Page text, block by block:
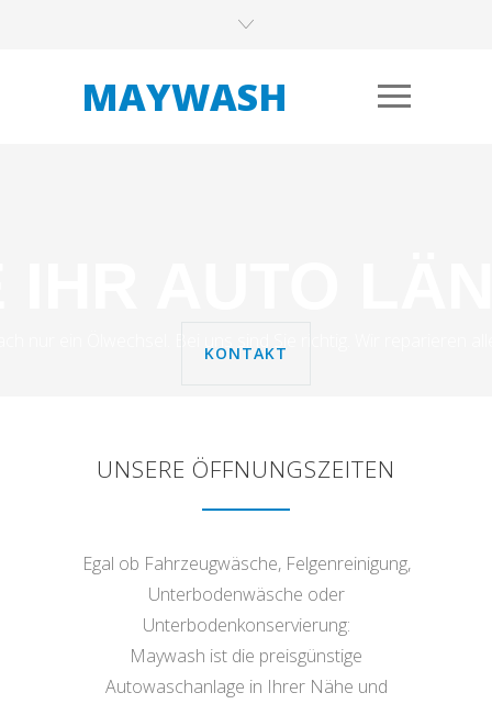
MAYWASH
KONTAKT
UNSERE ÖFFNUNGSZEITEN
Egal ob Fahrzeugwäsche, Felgenreinigung,
Unterbodenwäsche oder
Unterbodenkonservierung:
Maywash ist die preisgünstige
Autowaschanlage in Ihrer Nähe und